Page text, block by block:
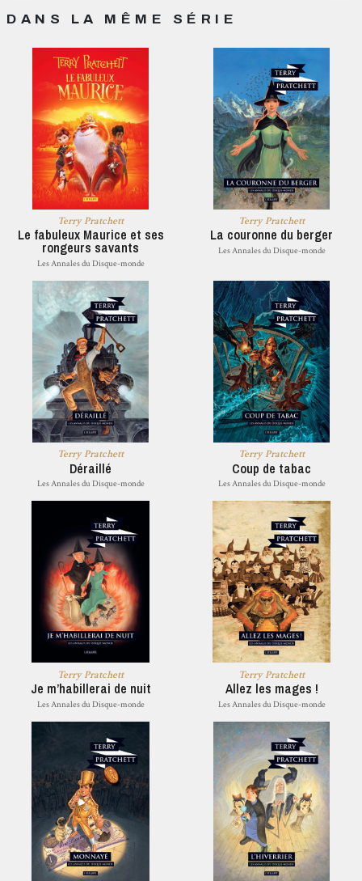
DANS LA MÊME SÉRIE
Terry Pratchett
Le fabuleux Maurice et ses
rongeurs savants
Les Annales du Disque-monde
Terry Pratchett
La couronne du berger
Les Annales du Disque-monde
Terry Pratchett
Déraillé
Les Annales du Disque-monde
Terry Pratchett
Coup de tabac
Les Annales du Disque-monde
Terry Pratchett
Je m’habillerai de nuit
Les Annales du Disque-monde
Terry Pratchett
Allez les mages !
Les Annales du Disque-monde